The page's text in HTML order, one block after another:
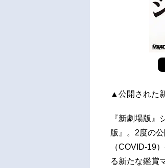
▲公開された
『新劇場版
版』。2度の
（COVID-19
る新たな鑑賞